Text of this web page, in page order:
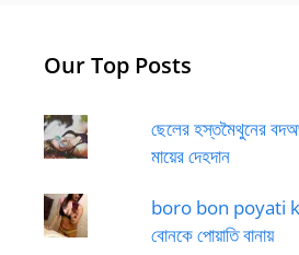
Our Top Posts
ছেলের হস্তমৈথুনের
মায়ের দেহদান
boro bon poyati
বোনকে পোয়াতি বানায়